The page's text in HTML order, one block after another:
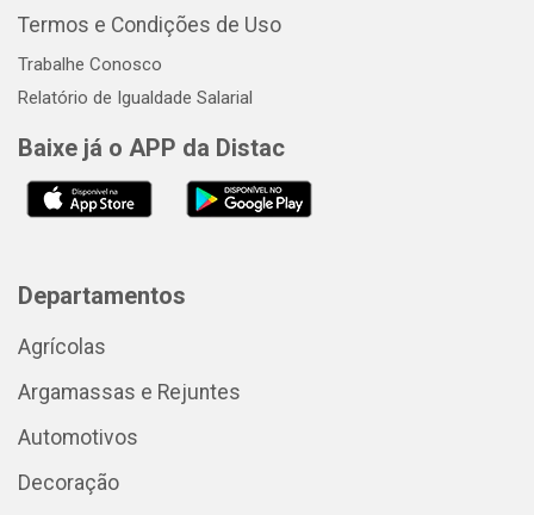
Termos e Condições de Uso
Trabalhe Conosco
Relatório de Igualdade Salarial
Baixe já o APP da Distac
Departamentos
Agrícolas
Argamassas e Rejuntes
Automotivos
Decoração